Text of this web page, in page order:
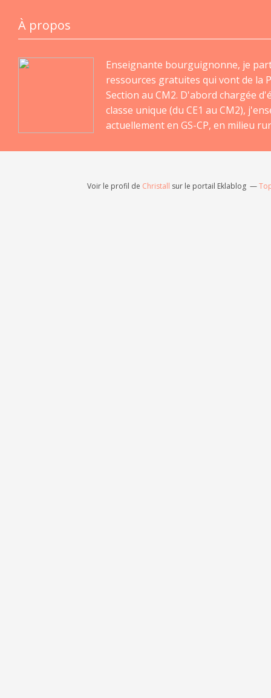
À propos
Enseignante bourguignonne, je
ressources gratuites qui vont de la
Section au CM2. D'abord chargée
classe unique (du CE1 au CM2),
actuellement en GS-CP, en milieu
Voir le profil de Christall sur le portail Eklablog